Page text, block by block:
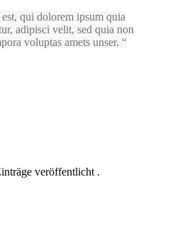
qui dolorem ipsum quia
adipisci velit, sed quia non
voluptas amets unser.
veröffentlicht .